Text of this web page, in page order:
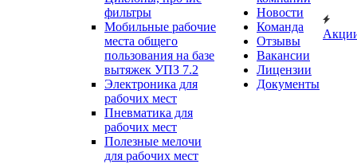
фильтры
Мобильные рабочие
места общего
пользования на базе
вытяжек УПЗ 7.2
Электроника для
рабочих мест
Пневматика для
рабочих мест
Полезные мелочи
для рабочих мест
Новости
Команда
Отзывы
Вакансии
Лицензии
Документы